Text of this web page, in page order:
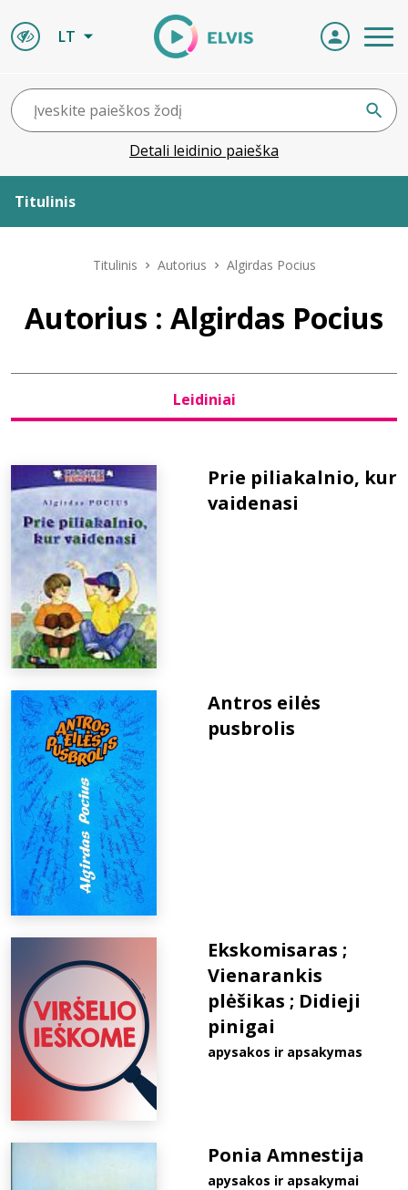
LT
Detali leidinio paieška
Titulinis
Leidiniai
D.U.K.
Titulinis Autorius Algirdas Pocius
Autorius : Algirdas Pocius
Leidiniai
Prie piliakalnio, kur
vaidenasi
Antros eilės
pusbrolis
Ekskomisaras ;
Vienarankis
plėšikas ; Didieji
pinigai
apysakos ir apsakymas
Ponia Amnestija
apysakos ir apsakymai